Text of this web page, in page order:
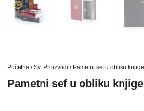
Početna /Svi Proizvodi / Pametni sef u obliku knjige
Pametni sef u obliku knjige